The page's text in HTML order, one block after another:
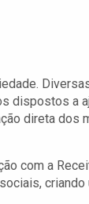
a
direta dos
com a
criando